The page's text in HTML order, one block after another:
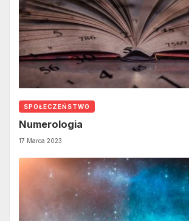
SPOŁECZEŃSTWO
Numerologia
17 Marca 2023